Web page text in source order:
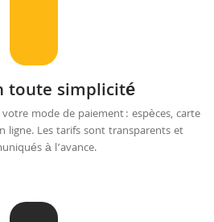
toute simplicité
mode de paiement : espèces, carte
ligne. Les tarifs sont transparents et
à l’avance.